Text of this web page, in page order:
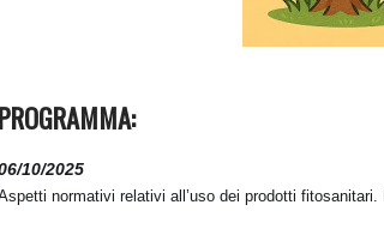
PROGRAMMA:
10/2025
normativi relativi all’uso dei prodotti